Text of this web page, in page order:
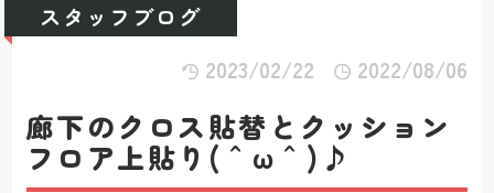
スタッフブログ
2023/02/22
2022/08/06
廊下のクロス貼替とクッション
フロア上貼り(＾ω＾)♪